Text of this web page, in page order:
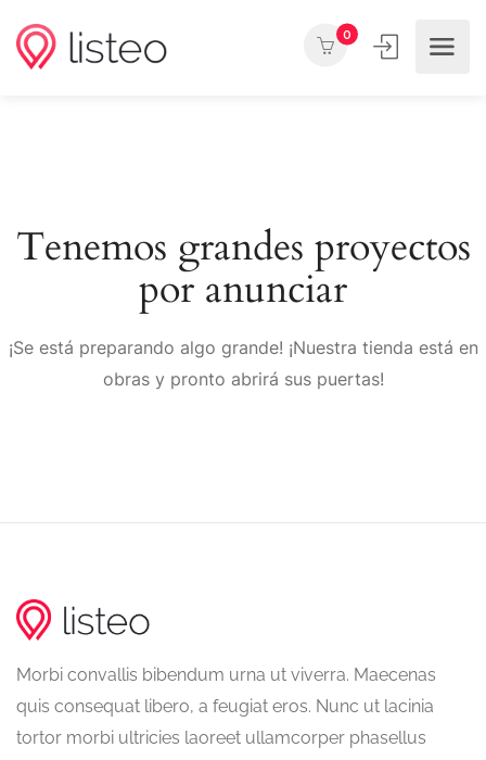
0
Tenemos grandes proyectos
por anunciar
¡Se está preparando algo grande! ¡Nuestra tienda está en
obras y pronto abrirá sus puertas!
Morbi convallis bibendum urna ut viverra. Maecenas
quis consequat libero, a feugiat eros. Nunc ut lacinia
tortor morbi ultricies laoreet ullamcorper phasellus